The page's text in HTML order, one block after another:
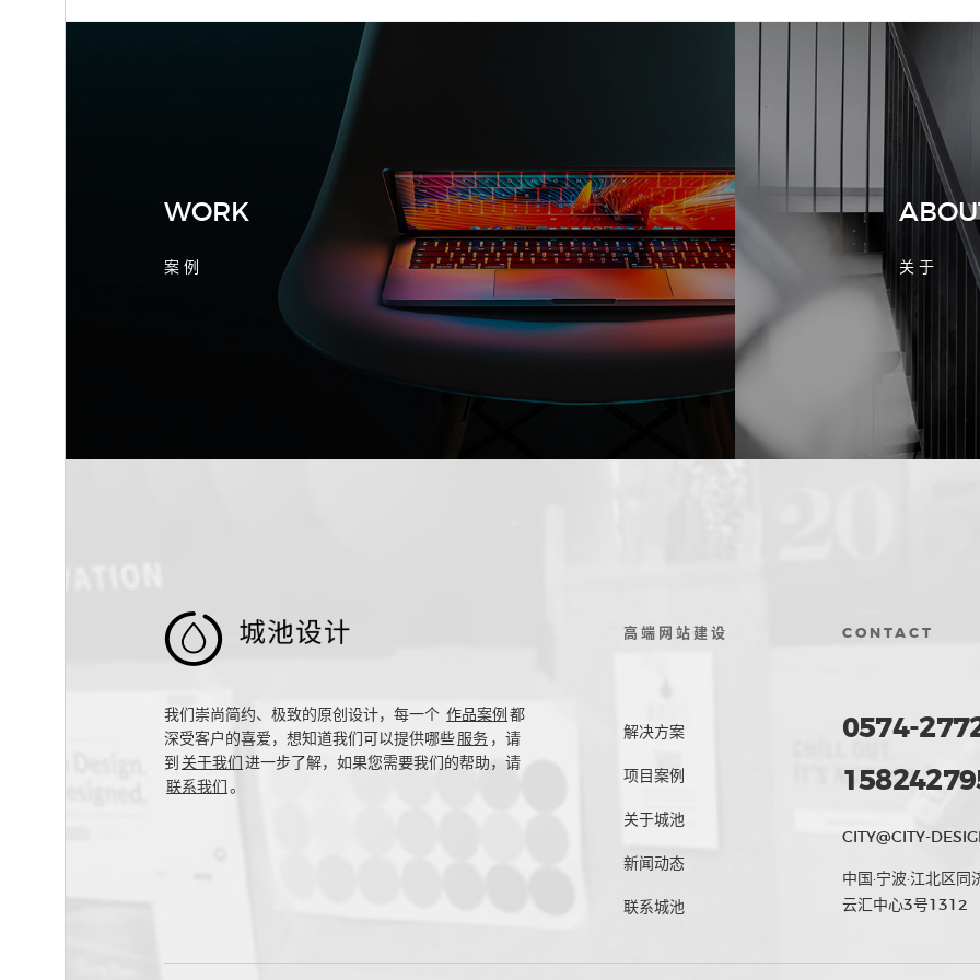
宁波制造业网站建设公司怎么选？先看
WORK
案 例 关 于

我们崇尚简约、极致的原创设计，每一个 作品案例 都
深受客户的喜爱，想知道我们可以提供哪些 服务 ，请
到 关于我们 进一步了解，如果您需要我们的帮助，请
联系我们 。
高端网站建设
解决方案
项目案例
关于城池
新闻动态
联系城池
CONTACT
0574-
CITY@CITY-
中国·宁波·江北区同
云汇中心3号1312